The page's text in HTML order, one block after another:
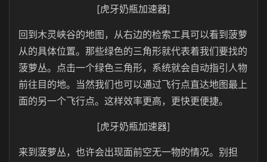
[虎牙奶瓶加速器]
回到木灵峡谷的地图，从右边的检索工具可以看到菠萝
从的具体位置。那些绿色的三角形就代表着我们要找的
菠萝丛。点击一个绿色三角形，系统就会自动指引人物
前往目的地。当然我们也可以通过飞行点直达地图最上
面的另一个飞行点。这样效率更高，更快更便捷。
[虎牙奶瓶加速器]
来到菠萝丛，也许会出现面前空无一物的情况。别担